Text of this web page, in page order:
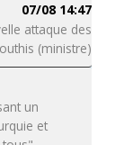
07/08 14:47
attaque des
(ministre)
un
et